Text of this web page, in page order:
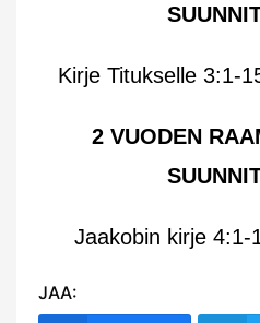
Kirje Titukselle 3:1-
2 VUODEN
Jaakobin kirje 4:1-
JAA: